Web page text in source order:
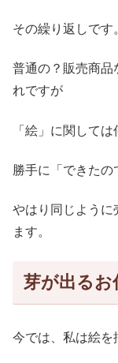
その繰り返しです
普通の？販売商品
れですが
「絵」に関して
勝手に「できたの
やはり同じように
ます。
芽が出るお
今では、私は絵を